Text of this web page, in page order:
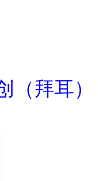
（拜耳）